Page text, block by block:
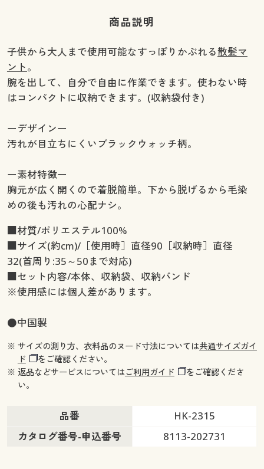
商品説明
子供から大人まで使用可能なすっぽりかぶれる散髪マ
ント。
腕を出して、自分で自由に作業できます。使わない時
はコンパクトに収納できます。(収納袋付き)
ーデザインー
汚れが目立ちにくいブラックウォッチ柄。
ー素材特徴ー
胸元が広く開くので着脱簡単。下から脱げるから毛染
めの後も汚れの心配ナシ。
■材質/ポリエステル100%
■サイズ(約cm)/［使用時］直径90［収納時］直径
32(首周り:35～50まで対応)
■セット内容/本体、収納袋、収納バンド
※使用感には個人差があります。
●中国製
※ サイズの測り方、衣料品のヌード寸法については共通サイズガイ
ド
をご確認ください。
※ 返品などサービスについてはご利用ガイド
をご確認くださ
い。
品番
HK-2315
カタログ番号-申込番号
8113-202731